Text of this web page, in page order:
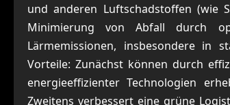
und anderen Luftschadstoffen (wie
Minimierung von Abfall durch
Lärmemissionen, insbesondere in
Vorteile: Zunächst können durch
energieeffizienter Technologien
Zweitens verbessert eine grüne